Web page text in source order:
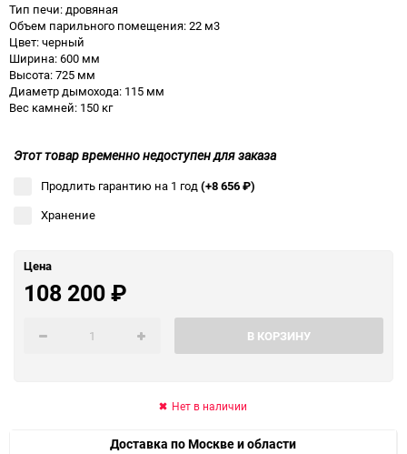
Тип печи: дровяная
Объем парильного помещения: 22 м3
Цвет: черный
Ширина: 600 мм
Высота: 725 мм
Диаметр дымохода: 115 мм
Вес камней: 150 кг
Этот товар временно недоступен для заказа
Продлить гарантию на 1 год(+8 656₽)
Хранение
Цена
108 200₽
В КОРЗИНУ
Нет в наличии
Доставка по Москве и области